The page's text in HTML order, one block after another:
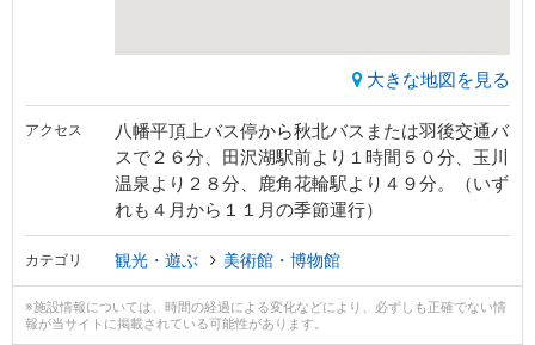
大きな地図を見る
アクセス
八幡平頂上バス停から秋北バスまたは羽後交通バ
スで２６分、田沢湖駅前より１時間５０分、玉川
温泉より２８分、鹿角花輪駅より４９分。（いず
れも４月から１１月の季節運行）
カテゴリ 観光・遊ぶ 美術館・博物館
※施設情報については、時間の経過による変化などにより、必ずしも正確でない情
報が当サイトに掲載されている可能性があります。